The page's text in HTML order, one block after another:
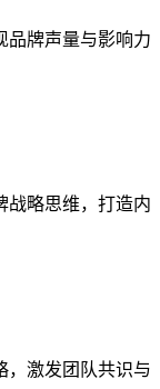
品牌声量与影响力
战略思维，打造内
，激发团队共识与